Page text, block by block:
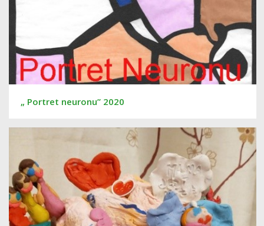
„ Portret neuronu” 2020